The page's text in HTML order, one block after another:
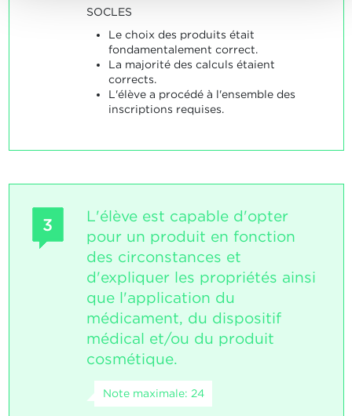
SOCLES
Le choix des produits était
fondamentalement correct.
La majorité des calculs étaient
corrects.
L'élève a procédé à l'ensemble des
inscriptions requises.
3
L'élève est capable d'opter
pour un produit en fonction
des circonstances et
d'expliquer les propriétés ainsi
que l'application du
médicament, du dispositif
médical et/ou du produit
cosmétique.
Note maximale: 24